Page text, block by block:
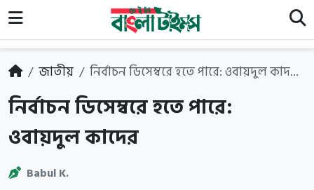
জাতীয় নির্বাচন ডিসেম্বরে হতে পারে: ওবায়দুল কাদ...
নির্বাচন ডিসেম্বরে হতে পারে:
ওবায়দুল কাদের
Babul K.